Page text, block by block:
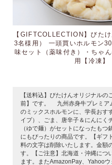
【GIFTCOLLECTION】びた
3名様用） 一頭買いホルモン
味セット（薬味付き）・ちゃ
用【冷凍】
【送料込】びたけんオリジナルの
前】です。 九州赤身牛プレミア
のミックスホルモンに、学長おす
イプ）、ごま、唐辛子＆にんにく
（ゆで麺）がセットになったもつ
にもぴったりの商品です。【ギフ
料の文字は削除いたします。金額
す。【ご注意】北海道・沖縄につ
ます。またAmazonPay、Yahoo